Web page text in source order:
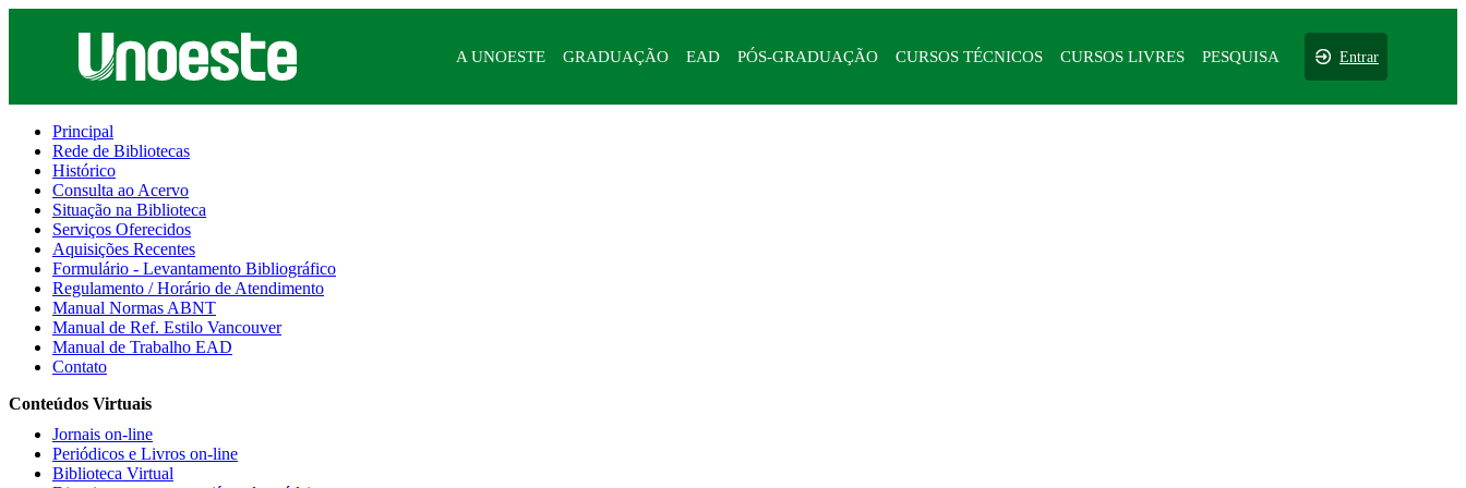
A UNOESTE GRADUAÇÃO EAD PÓS-GRADUAÇÃO CURSOS TÉCNICOS CURSOS LIVRES PESQUISA Entrar
Principal
Rede de Bibliotecas
Histórico
Consulta ao Acervo
Situação na Biblioteca
Serviços Oferecidos
Aquisições Recentes
Formulário - Levantamento Bibliográfico
Regulamento / Horário de Atendimento
Manual Normas ABNT
Manual de Ref. Estilo Vancouver
Manual de Trabalho EAD
Contato
Conteúdos Virtuais
Jornais on-line
Periódicos e Livros on-line
Biblioteca Virtual